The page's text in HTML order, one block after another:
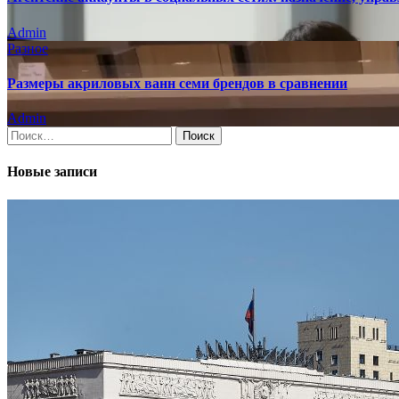
Admin
Разное
Размеры акриловых ванн семи брендов в сравнении
Admin
Найти:
Новые записи